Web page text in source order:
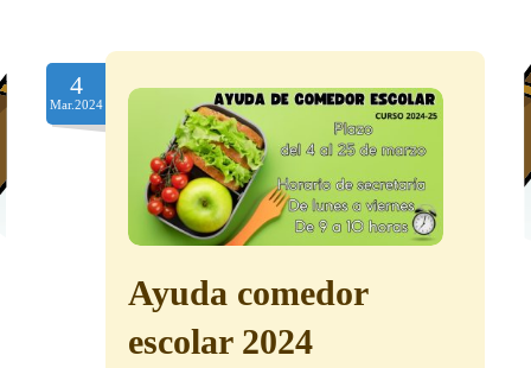
4
Mar.2024
Ayuda comedor
escolar 2024